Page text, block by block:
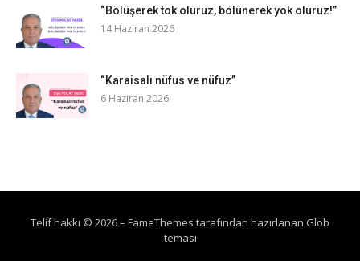
“Bölüşerek tok oluruz, bölünerek yok oluruz!”
14 Haziran 2026
“Karaisalı nüfus ve nüfuz”
6 Haziran 2026
Telif hakkı © 2026– FameThemes tarafından hazırlanan Glob
teması